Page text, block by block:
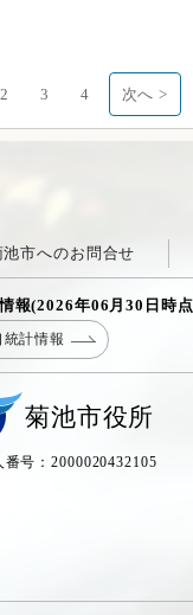
2 3 4 次へ >
池市へのお問合せ
報(2026年06月30日時
統計情報
菊池市役所
番号：2000020432105